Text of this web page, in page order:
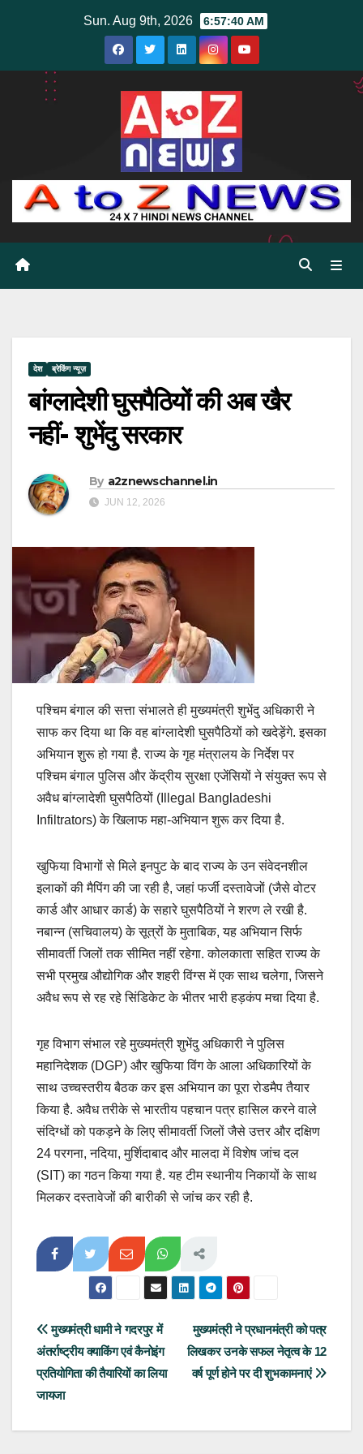
Sun. Aug 9th, 2026 6:57:41 AM
देश ब्रेकिंग न्यूज़
बांग्लादेशी घुसपैठियों की अब खैर
नहीं- शुभेंदु सरकार
By a2znewschannel.in
JUN 12, 2026
पश्चिम बंगाल की सत्ता संभालते ही मुख्यमंत्री शुभेंदु अधिकारी ने
साफ कर दिया था कि वह बांग्लादेशी घुसपैठियों को खदेड़ेंगे. इसका
अभियान शुरू हो गया है. राज्य के गृह मंत्रालय के निर्देश पर
पश्चिम बंगाल पुलिस और केंद्रीय सुरक्षा एजेंसियों ने संयुक्त रूप से
अवैध बांग्लादेशी घुसपैठियों (Illegal Bangladeshi
Infiltrators) के खिलाफ महा-अभियान शुरू कर दिया है.
खुफिया विभागों से मिले इनपुट के बाद राज्य के उन संवेदनशील
इलाकों की मैपिंग की जा रही है, जहां फर्जी दस्तावेजों (जैसे वोटर
कार्ड और आधार कार्ड) के सहारे घुसपैठियों ने शरण ले रखी है.
नबान्न (सचिवालय) के सूत्रों के मुताबिक, यह अभियान सिर्फ
सीमावर्ती जिलों तक सीमित नहीं रहेगा. कोलकाता सहित राज्य के
सभी प्रमुख औद्योगिक और शहरी विंग्स में एक साथ चलेगा, जिसने
अवैध रूप से रह रहे सिंडिकेट के भीतर भारी हड़कंप मचा दिया है.
गृह विभाग संभाल रहे मुख्यमंत्री शुभेंदु अधिकारी ने पुलिस
महानिदेशक (DGP) और खुफिया विंग के आला अधिकारियों के
साथ उच्चस्तरीय बैठक कर इस अभियान का पूरा रोडमैप तैयार
किया है. अवैध तरीके से भारतीय पहचान पत्र हासिल करने वाले
संदिग्धों को पकड़ने के लिए सीमावर्ती जिलों जैसे उत्तर और दक्षिण
24 परगना, नदिया, मुर्शिदाबाद और मालदा में विशेष जांच दल
(SIT) का गठन किया गया है. यह टीम स्थानीय निकायों के साथ
मिलकर दस्तावेजों की बारीकी से जांच कर रही है.
Post
navigation
मुख्यमंत्री ने प्रधानमंत्री को पत्र
लिखकर उनके सफल नेतृत्व के 12
वर्ष पूर्ण होने पर दी शुभकामनाएं
मुख्यमंत्री धामी ने गदरपुर में
अंतर्राष्ट्रीय क्याकिंग एवं कैनोइंग
प्रतियोगिता की तैयारियों का लिया
जायजा